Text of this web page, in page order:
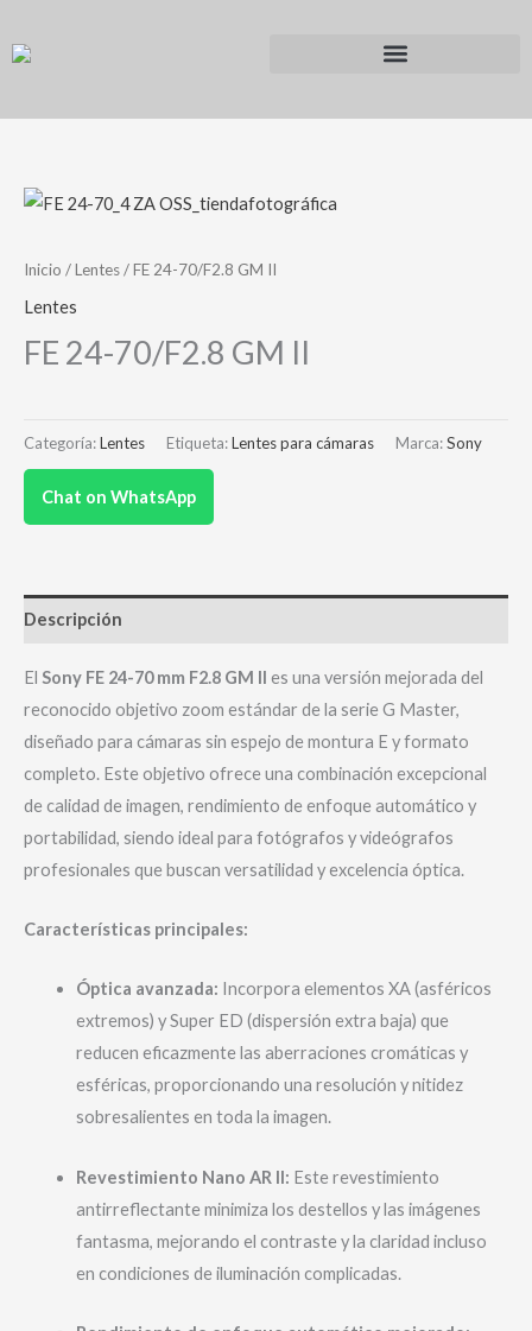
Inicio /Lentes/ FE 24-70/F2.8 GM II
Lentes
FE 24-70/F2.8 GM II
Categoría:Lentes Etiqueta:Lentes para cámaras Marca:Sony
Chat on WhatsApp
Descripción
El Sony FE 24-70 mm F2.8 GM II es una versión mejorada del
reconocido objetivo zoom estándar de la serie G Master,
diseñado para cámaras sin espejo de montura E y formato
completo. Este objetivo ofrece una combinación excepcional
de calidad de imagen, rendimiento de enfoque automático y
portabilidad, siendo ideal para fotógrafos y videógrafos
profesionales que buscan versatilidad y excelencia óptica.
Características principales:
Óptica avanzada: Incorpora elementos XA (asféricos
extremos) y Super ED (dispersión extra baja) que
reducen eficazmente las aberraciones cromáticas y
esféricas, proporcionando una resolución y nitidez
sobresalientes en toda la imagen.
Revestimiento Nano AR II: Este revestimiento
antirreflectante minimiza los destellos y las imágenes
fantasma, mejorando el contraste y la claridad incluso
en condiciones de iluminación complicadas.